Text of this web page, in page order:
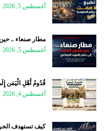
أغسطس 5, 2026
مطار صنعاء ..
أغسطس 5, 2026
قُدُومُ أَهْلِ الْيَمَن
أغسطس 4, 2026
كيف تستهدف